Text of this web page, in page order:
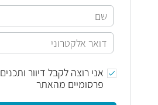
אני רוצה לקבל דיוור ותכנים
פרסומיים מהאתר